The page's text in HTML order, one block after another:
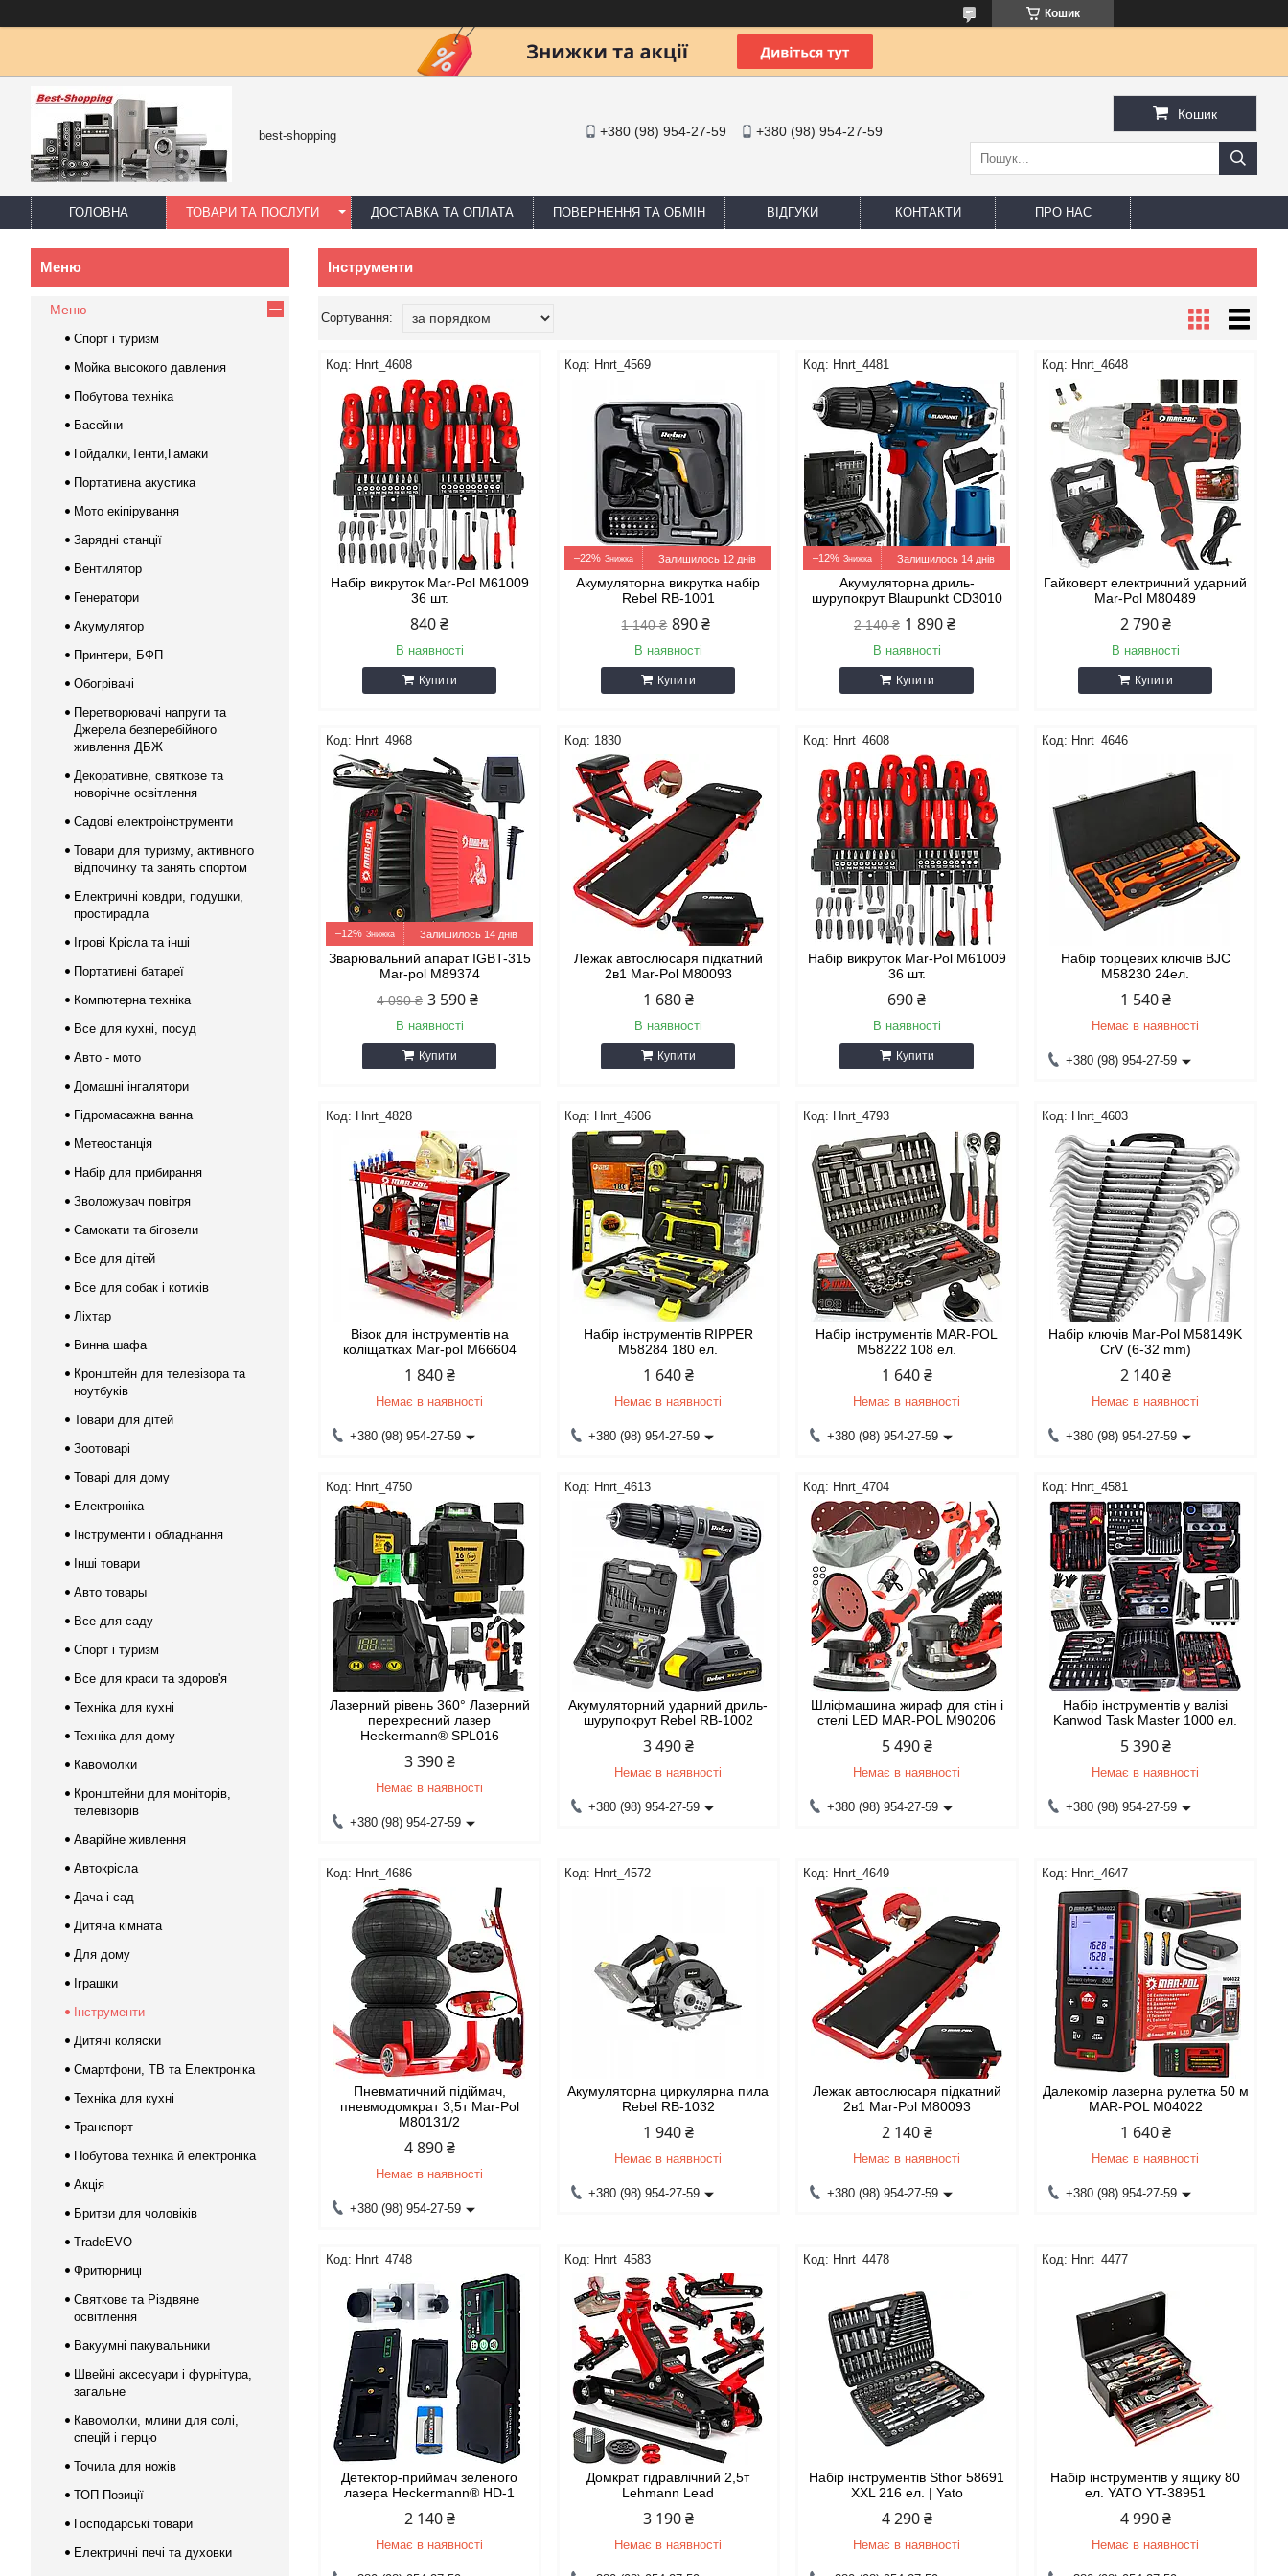
Кошик
best-shopping +380 (98) 954-27-59 +380 (98) 954-27-59
Кошик
ГОЛОВНА ТОВАРИ ТА ПОСЛУГИ ДОСТАВКА ТА ОПЛАТА ПОВЕРНЕННЯ ТА ОБМІН ВІДГУКИ КОНТАКТИ ПРО НАС
Інструменти
Hnrt_4608
Набір викруток Mar-Pol M61009
36 шт.
840 ₴
В наявності
Купити
Hnrt_4569
–22% Залишилось 12 днів
Акумуляторна викрутка набір
Rebel RB-1001
1 140 ₴ 890 ₴
В наявності
Купити
Hnrt_4481
–12% Залишилось 14 днів
Акумуляторна дриль-
шурупокрут Blaupunkt CD3010
2 140 ₴ 1 890 ₴
В наявності
Купити
Hnrt_4648
Гайковерт електричний ударний
Mar-Pol M80489
2 790 ₴
В наявності
Купити
Hnrt_4968
–12% Залишилось 14 днів
Зварювальний апарат IGBT-315
Mar-pol М89374
4 090 ₴ 3 590 ₴
В наявності
Купити
1830
Лежак автослюсаря підкатний
2в1 Mar-Pol M80093
1 680 ₴
В наявності
Купити
Hnrt_4608
Набір викруток Mar-Pol M61009
36 шт.
690 ₴
В наявності
Купити
Hnrt_4646
Набір торцевих ключів BJC
M58230 24ел.
1 540 ₴
Немає в наявності
+380 (98) 954-27-59
Hnrt_4828
Візок для інструментів на
коліщатках Mar-pol M66604
1 840 ₴
Немає в наявності
+380 (98) 954-27-59
Hnrt_4606
Набір інструментів RIPPER
М58284 180 ел.
1 640 ₴
Немає в наявності
+380 (98) 954-27-59
Hnrt_4793
Набір інструментів MAR-POL
M58222 108 ел.
1 640 ₴
Немає в наявності
+380 (98) 954-27-59
Hnrt_4603
Набір ключів Mar-Pol M58149K
CrV (6-32 mm)
2 140 ₴
Немає в наявності
+380 (98) 954-27-59
Hnrt_4750
Лазерний рівень 360° Лазерний
перехресний лазер
Heckermann® SPL016
3 390 ₴
Немає в наявності
+380 (98) 954-27-59
Hnrt_4613
Акумуляторний ударний дриль-
шурупокрут Rebel RB-1002
3 490 ₴
Немає в наявності
+380 (98) 954-27-59
Hnrt_4704
Шліфмашина жираф для стін і
стелі LED MAR-POL М90206
5 490 ₴
Немає в наявності
+380 (98) 954-27-59
Hnrt_4581
Набір інструментів у валізі
Kanwod Task Master 1000 ел.
5 390 ₴
Немає в наявності
+380 (98) 954-27-59
Hnrt_4686
Пневматичний підіймач,
пневмодомкрат 3,5т Mar-Pol
М80131/2
4 890 ₴
Немає в наявності
+380 (98) 954-27-59
Hnrt_4572
Акумуляторна циркулярна пила
Rebel RB-1032
1 940 ₴
Немає в наявності
+380 (98) 954-27-59
Hnrt_4649
Лежак автослюсаря підкатний
2в1 Mar-Pol M80093
2 140 ₴
Немає в наявності
+380 (98) 954-27-59
Hnrt_4647
Далекомір лазерна рулетка 50 м
MAR-POL M04022
1 640 ₴
Немає в наявності
+380 (98) 954-27-59
Hnrt_4748
Детектор-приймач зеленого
лазера Heckermann® HD-1
2 140 ₴
Немає в наявності
Hnrt_4583
Домкрат гідравлічний 2,5т
Lehmann Lead
3 190 ₴
Немає в наявності
Hnrt_4478
Набір інструментів Sthor 58691
XXL 216 ел. | Yato
4 290 ₴
Немає в наявності
Hnrt_4477
Набір інструментів у ящику 80
ел. YATO YT-38951
4 990 ₴
Немає в наявності
Меню
Спорт і туризм
Мойка высокого давления
Побутова техніка
Басейни
Гойдалки,Тенти,Гамаки
Портативна акустика
Мото екіпірування
Зарядні станції
Вентилятор
Генератори
Акумулятор
Принтери, БФП
Обогрівачі
Перетворювачі напруги та
Джерела безперебійного
живлення ДБЖ
Декоративне, святкове та
новорічне освітлення
Садові електроінструменти
Товари для туризму, активного
відпочинку та занять спортом
Електричні ковдри, подушки,
простирадла
Ігрові Крісла та інші
Портативні батареї
Компютерна техніка
Все для кухні, посуд
Авто - мото
Домашні інгалятори
Гідромасажна ванна
Метеостанція
Набір для прибирання
Зволожувач повітря
Самокати та біговели
Все для дітей
Все для собак і котиків
Ліхтар
Винна шафа
Кронштейн для телевізора та
ноутбуків
Товари для дітей
Зоотоварі
Товарі для дому
Електроніка
Інструменти і обладнання
Інші товари
Авто товары
Все для саду
Спорт і туризм
Все для краси та здоров'я
Техніка для кухні
Техніка для дому
Кавомолки
Кронштейни для моніторів,
телевізорів
Аварійне живлення
Автокрісла
Дача і сад
Дитяча кімната
Для дому
Іграшки
Інструменти
Дитячі коляски
Смартфони, ТВ та Електроніка
Техніка для кухні
Транспорт
Побутова техніка й електроніка
Акція
Бритви для чоловіків
TradeEVO
Фритюрниці
Святкове та Різдвяне
освітлення
Вакуумні пакувальники
Швейні аксесуари і фурнітура,
загальне
Кавомолки, млини для солі,
спецій і перцю
Точила для ножів
ТОП Позиції
Господарські товари
Електричні печі та духовки